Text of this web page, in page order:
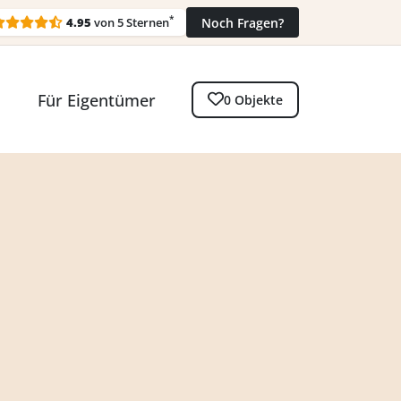
4.95 von 5 Sternen* Noch Fragen?
Für Eigentümer 0 Objekte